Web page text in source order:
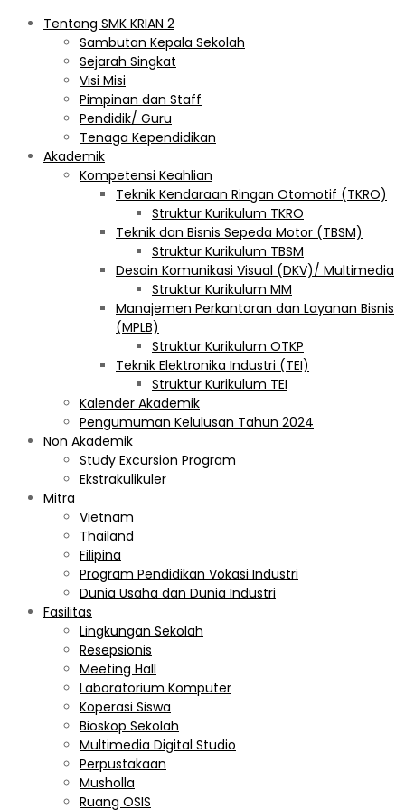
Tentang SMK KRIAN 2
Sambutan Kepala Sekolah
Sejarah Singkat
Visi Misi
Pimpinan dan Staff
Pendidik/ Guru
Tenaga Kependidikan
Akademik
Kompetensi Keahlian
Teknik Kendaraan Ringan Otomotif (TKRO)
Struktur Kurikulum TKRO
Teknik dan Bisnis Sepeda Motor (TBSM)
Struktur Kurikulum TBSM
Desain Komunikasi Visual (DKV)/ Multimedia
Struktur Kurikulum MM
Manajemen Perkantoran dan Layanan Bisnis
(MPLB)
Struktur Kurikulum OTKP
Teknik Elektronika Industri (TEI)
Struktur Kurikulum TEI
Kalender Akademik
Pengumuman Kelulusan Tahun 2024
Non Akademik
Study Excursion Program
Ekstrakulikuler
Mitra
Vietnam
Thailand
Filipina
Program Pendidikan Vokasi Industri
Dunia Usaha dan Dunia Industri
Fasilitas
Lingkungan Sekolah
Resepsionis
Meeting Hall
Laboratorium Komputer
Koperasi Siswa
Bioskop Sekolah
Multimedia Digital Studio
Perpustakaan
Musholla
Ruang OSIS